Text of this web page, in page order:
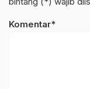
Komentar*